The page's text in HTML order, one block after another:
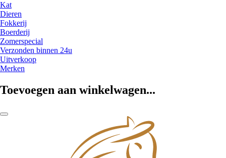
Kat
Dieren
Fokkerij
Boerderij
Zomerspecial
Verzonden binnen 24u
Uitverkoop
Merken
Toevoegen aan winkelwagen...